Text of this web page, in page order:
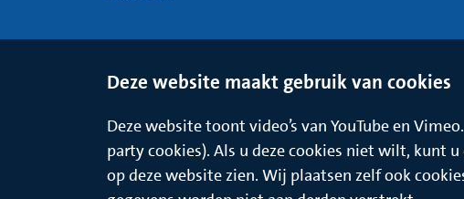
Deze website maakt gebruik van cookies
Deze website toont video’s van YouTube en
party cookies). Als u deze cookies niet wilt, kunt u
op deze website zien. Wij plaatsen zelf ook